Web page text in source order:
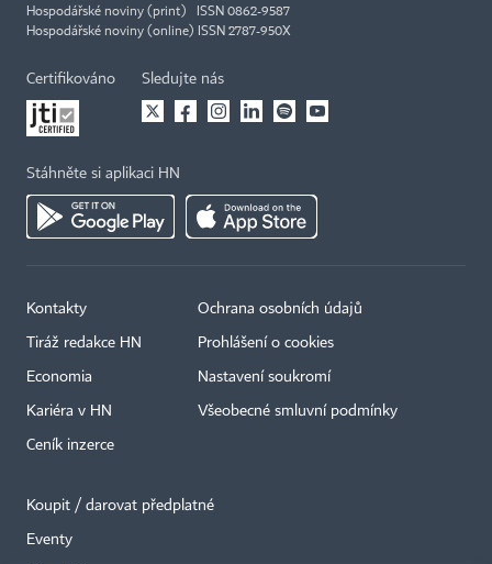
Hospodářské noviny (print) ISSN 0862-9587
Hospodářské noviny (online) ISSN 2787-950X
Certifikováno Sledujte nás
Stáhněte si aplikaci HN
Kontakty
Tiráž redakce HN
Economia
Kariéra v HN
Ceník inzerce
Ochrana osobních údajů
Prohlášení o cookies
Nastavení soukromí
Všeobecné smluvní podmínky
Koupit / darovat předplatné
Eventy